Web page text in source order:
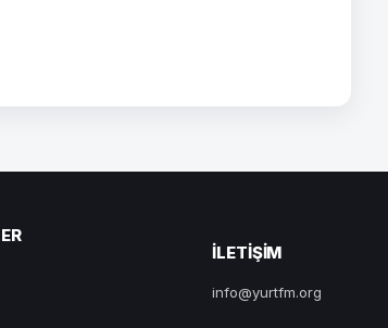
ILETIŞIM
info@yurtfm.org